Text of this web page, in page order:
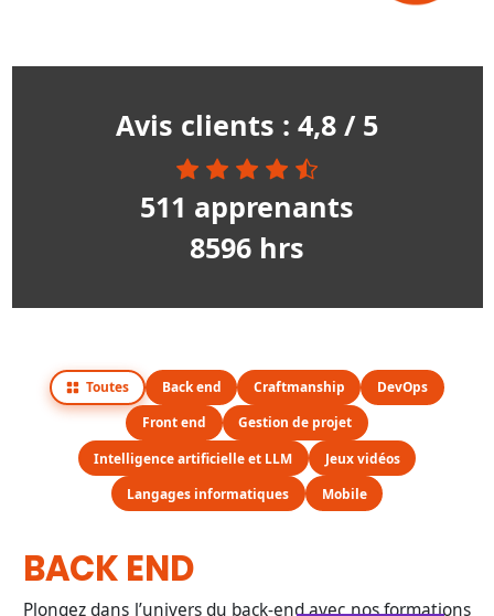
Avis clients : 4,8 / 5
511 apprenants
8596 hrs
Toutes Back end Craftmanship DevOps
Front end Gestion de projet
Intelligence artificielle et LLM Jeux vidéos
Langages informatiques Mobile
BACK END
Plongez dans l’univers du back-end avec nos formations